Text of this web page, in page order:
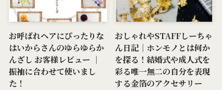
お呼ばれヘアにぴったりな
はいからさんのゆらゆらか
んざし お客様レビュー ｜
振袖に合わせて使いまし
た！
おしゃれやSTAFFしーちゃ
ん日記｜ホンモノとは何か
を探る！結婚式や成人式を
彩る唯一無二の自分を表現
する金箔のアクセサリー